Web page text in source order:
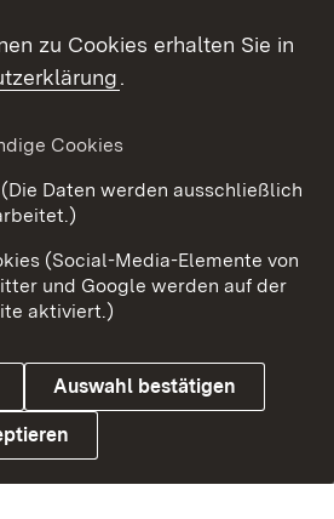
Cookies
zu Cookies erhalten Sie in
.
Cookies
Daten werden ausschließlich
(Social-Media-Elemente von
und Google werden auf der
aktiviert.)
Auswahl bestätigen